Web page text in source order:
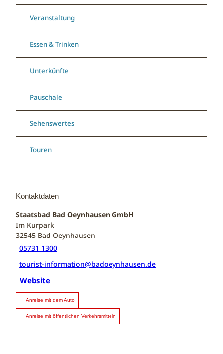
Veranstaltung
Essen & Trinken
Unterkünfte
Pauschale
Sehenswertes
Touren
Kontaktdaten
Staatsbad Bad Oeynhausen GmbH
Im Kurpark
32545 Bad Oeynhausen
05731 1300
tourist-information@badoeynhausen.de
Website
Anreise mit dem Auto
Anreise mit öffentlichen Verkehrsmitteln